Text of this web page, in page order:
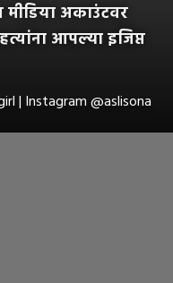
मीडिया अकाउंटवर
आपल्या इजिप्त
| Instagram @aslisona